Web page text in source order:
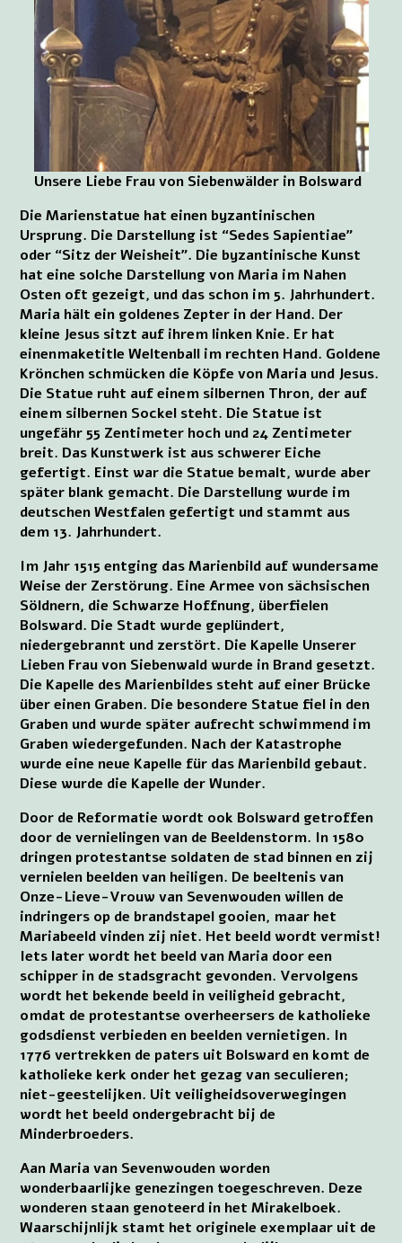
Unsere Liebe Frau von Siebenwälder in Bolsward
Die Marienstatue hat einen byzantinischen
Ursprung. Die Darstellung ist “Sedes Sapientiae”
oder “Sitz der Weisheit”. Die byzantinische Kunst
hat eine solche Darstellung von Maria im Nahen
Osten oft gezeigt, und das schon im 5. Jahrhundert.
Maria hält ein goldenes Zepter in der Hand. Der
kleine Jesus sitzt auf ihrem linken Knie. Er hat
einenmaketitle Weltenball im rechten Hand. Goldene
Krönchen schmücken die Köpfe von Maria und Jesus.
Die Statue ruht auf einem silbernen Thron, der auf
einem silbernen Sockel steht. Die Statue ist
ungefähr 55 Zentimeter hoch und 24 Zentimeter
breit. Das Kunstwerk ist aus schwerer Eiche
gefertigt. Einst war die Statue bemalt, wurde aber
später blank gemacht. Die Darstellung wurde im
deutschen Westfalen gefertigt und stammt aus
dem 13. Jahrhundert.
Im Jahr 1515 entging das Marienbild auf wundersame
Weise der Zerstörung. Eine Armee von sächsischen
Söldnern, die Schwarze Hoffnung, überfielen
Bolsward. Die Stadt wurde geplündert,
niedergebrannt und zerstört. Die Kapelle Unserer
Lieben Frau von Siebenwald wurde in Brand gesetzt.
Die Kapelle des Marienbildes steht auf einer Brücke
über einen Graben. Die besondere Statue fiel in den
Graben und wurde später aufrecht schwimmend im
Graben wiedergefunden. Nach der Katastrophe
wurde eine neue Kapelle für das Marienbild gebaut.
Diese wurde die Kapelle der Wunder.
Door de Reformatie wordt ook Bolsward getroffen
door de vernielingen van de Beeldenstorm. In 1580
dringen protestantse soldaten de stad binnen en zij
vernielen beelden van heiligen. De beeltenis van
Onze-Lieve-Vrouw van Sevenwouden willen de
indringers op de brandstapel gooien, maar het
Mariabeeld vinden zij niet. Het beeld wordt vermist!
Iets later wordt het beeld van Maria door een
schipper in de stadsgracht gevonden. Vervolgens
wordt het bekende beeld in veiligheid gebracht,
omdat de protestantse overheersers de katholieke
godsdienst verbieden en beelden vernietigen. In
1776 vertrekken de paters uit Bolsward en komt de
katholieke kerk onder het gezag van seculieren;
niet-geestelijken. Uit veiligheidsoverwegingen
wordt het beeld ondergebracht bij de
Minderbroeders.
Aan Maria van Sevenwouden worden
wonderbaarlijke genezingen toegeschreven. Deze
wonderen staan genoteerd in het Mirakelboek.
Waarschijnlijk stamt het originele exemplaar uit de